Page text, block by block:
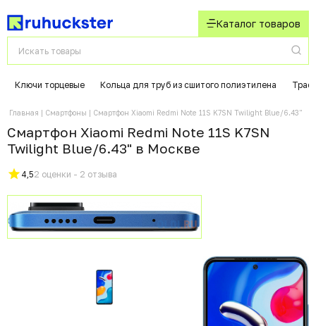
Каталог товаров
Ключи торцевые Кольца для труб из сшитого полиэтилена
Главная Смартфоны Смартфон Xiaomi Redmi Note 11S K7SN Twilight Blue/6.43"
Смартфон Xiaomi Redmi Note 11S K7SN
Twilight Blue/6.43" в Москвe
4,52 оценки - 2 отзыва